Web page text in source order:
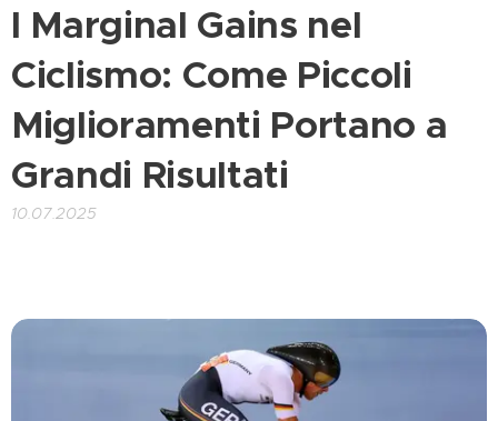
I Marginal Gains nel
Ciclismo: Come Piccoli
Miglioramenti Portano a
Grandi Risultati
10.07.2025